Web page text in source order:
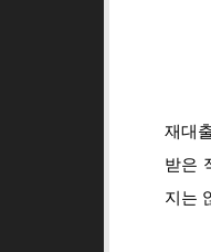
재대
받은
지는